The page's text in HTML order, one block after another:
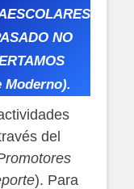
NO
Moderno).
del
). Para